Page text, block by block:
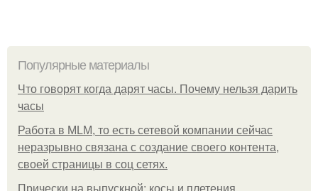
Популярные материалы
Что говорят когда дарят часы. Почему нельзя дарить
часы
Работа в MLM, то есть сетевой компании сейчас
неразрывно связана с создание своего контента,
своей страницы в соц сетях.
Прически на выпускной: косы и плетения.